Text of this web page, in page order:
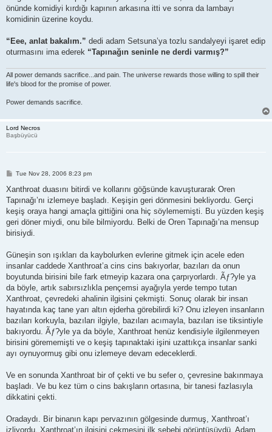
önünde komidiyi kırdığı kapının arkasına itti ve sonra da lambayı
komidinin üzerine koydu.
“Eee, anlat bakalım.” dedi adam Setsuna’ya tozlu sandalyeyi işaret edip
oturmasını ima ederek “Tapınağın seninle ne derdi varmış?”
All power demands sacrifice...and pain. The universe rewards those willing to spill their
life's blood for the promise of power.
Power demands sacrifice.
Lord Necros
Başbüyücü
P
s
Tue Nov 28, 2006 8:23 pm
Xanthroat duasını bitirdi ve kollarını göğsünde kavuşturarak Oren
Tapınağı’nı izlemeye başladı. Keşişin geri dönmesini bekliyordu. Gerçi
keşiş oraya hangi amaçla gittiğini ona hiç söylememişti. Bu yüzden keşiş
geri döner miydi, onu bile bilmiyordu. Belki de Oren Tapınağı’na mensup
birisiydi.
Güneşin son ışıkları da kaybolurken evlerine gitmek için acele eden
insanlar caddede Xanthroat’a cins cins bakıyorlar, bazıları da onun
boyutunda birisini bile fark etmeyip kazara ona çarpıyorlardı. Ãƒ?yle ya
da böyle, artık sabırsızlıkla pençemsi ayağıyla yerde tempo tutan
Xanthroat, çevredeki ahalinin ilgisini çekmişti. Sonuç olarak bir insan
hayatında kaç tane yarı altın ejderha görebilirdi ki? Onu izleyen insanların
bazıları korkuyla, bazıları ilgiyle, bazıları acımayla, bazıları ise tiksintiyle
bakıyordu. Ãƒ?yle ya da böyle, Xanthroat henüz kendisiyle ilgilenmeyen
birisini görememişti ve o keşiş tapınaktaki işini uzattıkça insanlar sanki
ayı oynuyormuş gibi onu izlemeye devam edeceklerdi.
Ve en sonunda Xanthroat bir of çekti ve bu sefer o, çevresine bakınmaya
başladı. Ve bu kez tüm o cins bakışların ortasına, bir tanesi fazlasıyla
dikkatini çekti.
Oradaydı. Bir binanın kapı pervazının gölgesinde durmuş, Xanthroat’ı
izliyordu. Xanthroat’ın ilgisini çekmesini ilk sebebi görüntüsüydü. Adam